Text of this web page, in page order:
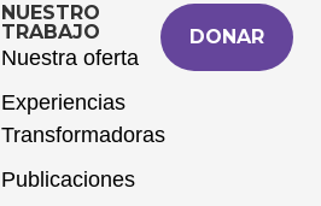
NUESTRO
TRABAJO
Nuestra oferta
Experiencias
Transformadoras
Publicaciones
DONAR